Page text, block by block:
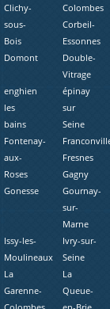
Clichy-
sous-
Bois
Colombes
Corbeil-
Essonnes
Domont
Double-
Vitrage
enghien
les
bains
épinay
sur
Seine
Fontenay-
aux-
Roses
Fresnes
Gagny
Gonesse
Gournay-
sur-
Marne
Issy-les-
Moulineaux
Ivry-sur-
Seine
La
Garenne-
La
Queue-